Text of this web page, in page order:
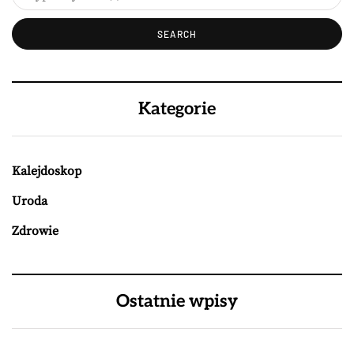
Kategorie
Kalejdoskop
Uroda
Zdrowie
Ostatnie wpisy